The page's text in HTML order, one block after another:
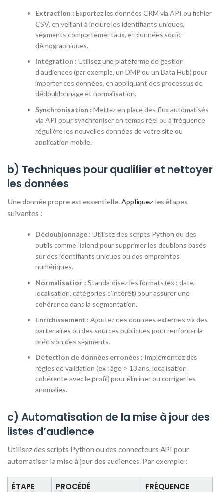
Extraction : Exportez les données CRM via API ou fichier
CSV, en veillant à inclure les identifiants uniques,
segments comportementaux, et données socio-
démographiques.
Intégration : Utilisez une plateforme de gestion
d’audiences (par exemple, un DMP ou un Data Hub) pour
importer ces données, en appliquant des processus de
dédoublonnage et normalisation.
Synchronisation : Mettez en place des flux automatisés
via API pour synchroniser en temps réel ou à fréquence
régulière les nouvelles données de votre site ou
application mobile.
b) Techniques pour qualifier et nettoyer
les données
Une donnée propre est essentielle.Appliquez les étapes
suivantes :
Dédoublonnage : Utilisez des scripts Python ou des
outils comme Talend pour supprimer les doublons basés
sur des identifiants uniques ou des empreintes
numériques.
Normalisation : Standardisez les formats (ex : date,
localisation, catégories d’intérêt) pour assurer une
cohérence dans la segmentation.
Enrichissement : Ajoutez des données externes via des
partenaires ou des sources publiques pour renforcer la
précision des segments.
Détection de données erronées : Implémentez des
règles de validation (ex : âge > 13 ans, localisation
cohérente avec le profil) pour éliminer ou corriger les
anomalies.
c) Automatisation de la mise à jour des
listes d’audience
Utilisez des scripts Python ou des connecteurs API pour
automatiser la mise à jour des audiences. Par exemple :
ÉTAPE PROCÉDÉ FRÉQUENCE